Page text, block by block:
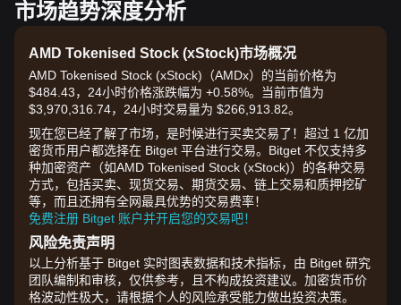
市场趋势深度分析
AMD Tokenised Stock (xStock)市场概况
AMD Tokenised Stock (xStock)（AMDx）的当前价格为
$484.43，24小时价格涨跌幅为 +0.58%。当前市值为
$3,970,316.74，24小时交易量为 $266,913.82。
现在您已经了解了市场，是时候进行买卖交易了！超过 1 亿加
密货币用户都选择在 Bitget 平台进行交易。Bitget 不仅支持多
种加密资产（如AMD Tokenised Stock (xStock)）的各种交易
方式，包括买卖、现货交易、期货交易、链上交易和质押挖矿
等，而且还拥有全网最具优势的交易费率！
免费注册 Bitget 账户并开启您的交易吧！
风险免责声明
以上分析基于 Bitget 实时图表数据和技术指标，由 Bitget 研究
团队编制和审核，仅供参考，且不构成投资建议。加密货币价
格波动性极大，请根据个人的风险承受能力做出投资决策。